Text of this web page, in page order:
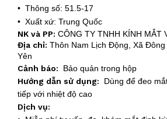
• Thông số: 51.5-17
• Xuất xứ: Trung Quốc
NK và PP: CÔNG TY TNHH KÍNH MẮT
Địa chỉ: Thôn Nam Lịch Động, Xã
Yên
Cảnh báo: Bảo quản trong hộp
Hướng dẫn sử dụng: Dùng để đeo
tiếp với nhiệt độ cao
Dịch vụ: